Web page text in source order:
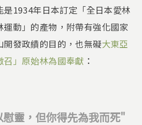
1934年日本訂定「全日本愛林
運動」的產物，附帶有強化國家
開發政績的目的，也無礙大東亞
」原始林為國奉獻 ：
慰靈，但你得先為我而死"